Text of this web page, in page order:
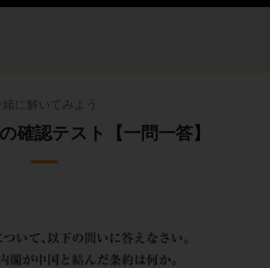
緒に解いてみよう
確認テスト【一問一答】